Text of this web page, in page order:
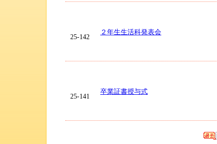
25-142
２年生生活科発表会
25-141
卒業証書授与式